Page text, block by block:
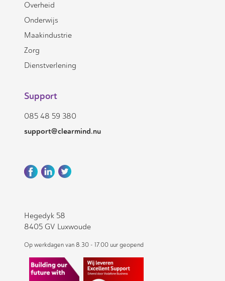
Overheid
Onderwijs
Maakindustrie
Zorg
Dienstverlening
Support
085 48 59 380
support@clearmind.nu
Hegedyk 58
8405 GV Luxwoude
Op werkdagen van 8.30 - 17.00 uur geopend